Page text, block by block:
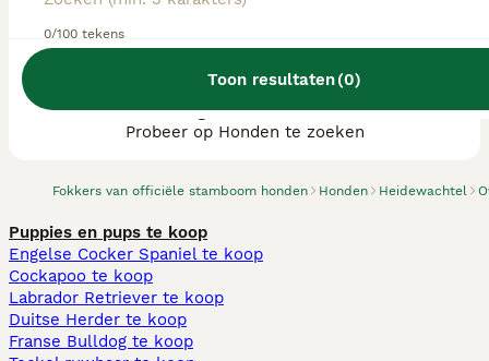
0/100 tekens
Toon resultaten(0)
Fokkers van officiële stamboom honden Honden Heidewachtel
We hebben 0 Heidewachtel fokkers, Losser
gevonden.
Probeer op Honden te zoeken
Puppies en pups te koop
Engelse Cocker Spaniel te koop
Cockapoo te koop
Labrador Retriever te koop
Duitse Herder te koop
Franse Bulldog te koop